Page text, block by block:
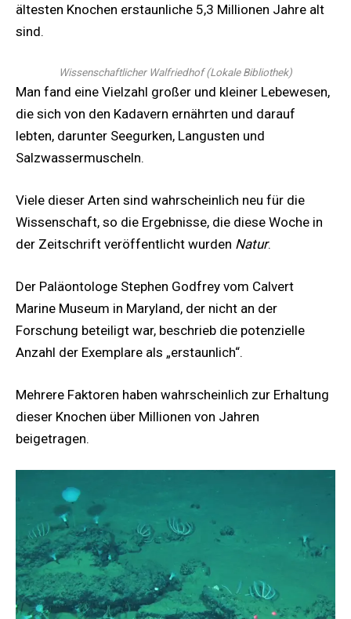
ältesten Knochen erstaunliche 5,3 Millionen Jahre alt
sind.
Wissenschaftlicher Walfriedhof (Lokale Bibliothek)
Man fand eine Vielzahl großer und kleiner Lebewesen,
die sich von den Kadavern ernährten und darauf
lebten, darunter Seegurken, Langusten und
Salzwassermuscheln.
Viele dieser Arten sind wahrscheinlich neu für die
Wissenschaft, so die Ergebnisse, die diese Woche in
der Zeitschrift veröffentlicht wurden Natur.
Der Paläontologe Stephen Godfrey vom Calvert
Marine Museum in Maryland, der nicht an der
Forschung beteiligt war, beschrieb die potenzielle
Anzahl der Exemplare als „erstaunlich“.
Mehrere Faktoren haben wahrscheinlich zur Erhaltung
dieser Knochen über Millionen von Jahren
beigetragen.